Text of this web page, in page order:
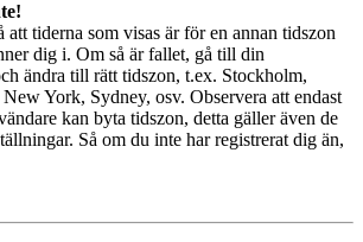
att tiderna som visas är för en annan tidszon
dig i. Om så är fallet, gå till din
ändra till rätt tidszon, t.ex. Stockholm,
York, Sydney, osv. Observera att endast
kan byta tidszon, detta gäller även de
Så om du inte har registrerat dig än,